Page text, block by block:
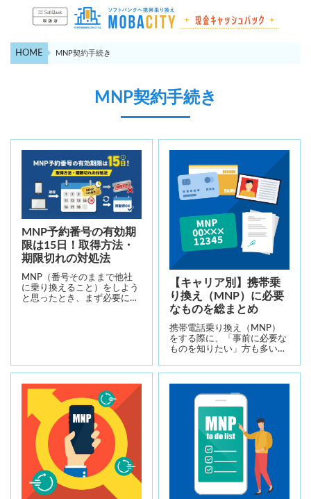
HOME MNP契約手続き
MNP契約手続き
MNP予約番号の有効期
限は15日！取得方法・
期限切れの対処法
MNP（番号そのままで他社
に乗り換えること）をしよう
と思ったとき、まず必要に…
【キャリア別】携帯乗
り換え（MNP）に必要
なものを総まとめ
携帯電話乗り換え（MNP）
をする際に、「事前に必要な
ものを知りたい」方も多い…